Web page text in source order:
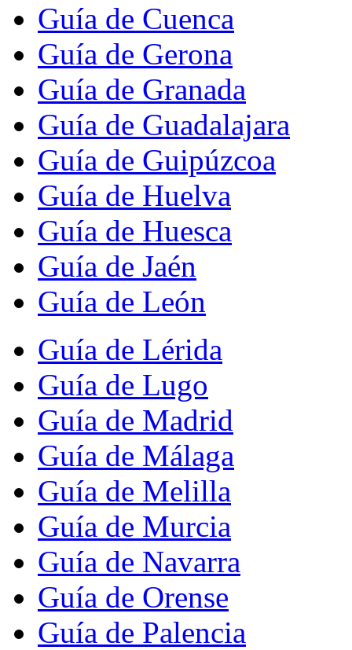
Guía de Cuenca
Guía de Gerona
Guía de Granada
Guía de Guadalajara
Guía de Guipúzcoa
Guía de Huelva
Guía de Huesca
Guía de Jaén
Guía de León
Guía de Lérida
Guía de Lugo
Guía de Madrid
Guía de Málaga
Guía de Melilla
Guía de Murcia
Guía de Navarra
Guía de Orense
Guía de Palencia